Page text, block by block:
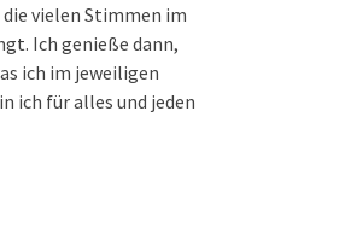
vielen Stimmen im
Ich genieße dann,
ich im jeweiligen
ich für alles und jeden